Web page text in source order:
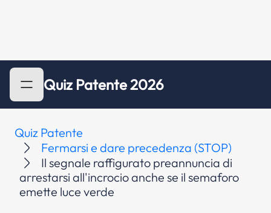
Quiz Patente 2026
Quiz Patente
Fermarsi e dare precedenza (STOP)
Il segnale raffigurato preannuncia di
arrestarsi all'incrocio anche se il semaforo
emette luce verde